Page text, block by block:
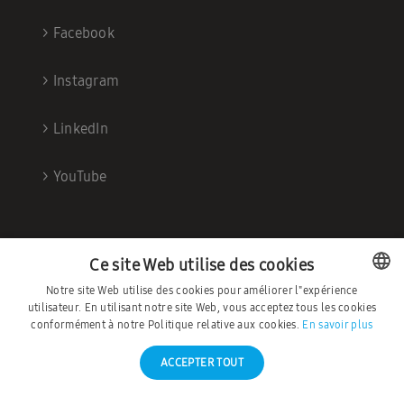
> Facebook
> Instagram
> LinkedIn
> YouTube
©2026 – Ambrava |Déclaration de
DUTCH
Ce site Web utilise des cookies
Notre site Web utilise des cookies pour améliorer l"expérience
utilisateur. En utilisant notre site Web, vous acceptez tous les cookies
conformément à notre Politique relative aux cookies. En savoir plus
ACCEPTER TOUT